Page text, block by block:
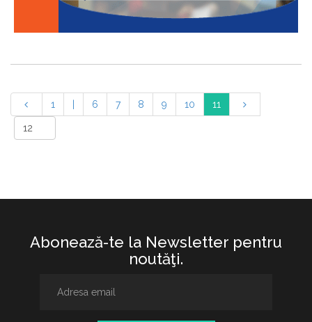
1 6 7 8 9 10 11
Abonează-te la Newsletter pentru
noutăţi.